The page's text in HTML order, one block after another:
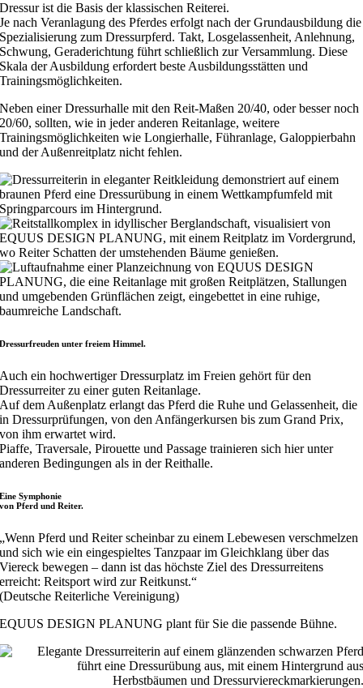
Dressur ist die Basis der klassischen Reiterei.
Je nach Veranlagung des Pferdes erfolgt nach der Grundausbildung die
Spezialisierung zum Dressurpferd. Takt, Losgelassenheit, Anlehnung,
Schwung, Geraderichtung führt schließlich zur Versammlung. Diese
Skala der Ausbildung erfordert beste Ausbildungsstätten und
Trainingsmöglichkeiten.
Neben einer Dressurhalle mit den Reit-Maßen 20/40, oder besser noch
20/60, sollten, wie in jeder anderen Reitanlage, weitere
Trainingsmöglichkeiten wie Longierhalle, Führanlage, Galoppierbahn
und der Außenreitplatz nicht fehlen.
Dressurfreuden unter freiem Himmel.
Auch ein hochwertiger Dressurplatz im Freien gehört für den
Dressurreiter zu einer guten Reitanlage.
Auf dem Außenplatz erlangt das Pferd die Ruhe und Gelassenheit, die
in Dressurprüfungen, von den Anfängerkursen bis zum Grand Prix,
von ihm erwartet wird.
Piaffe, Traversale, Pirouette und Passage trainieren sich hier unter
anderen Bedingungen als in der Reithalle.
Eine Symphonie
von Pferd und Reiter.
„Wenn Pferd und Reiter scheinbar zu einem Lebewesen verschmelzen
und sich wie ein eingespieltes Tanzpaar im Gleichklang über das
Viereck bewegen – dann ist das höchste Ziel des Dressurreitens
erreicht: Reitsport wird zur Reitkunst.“
(Deutsche Reiterliche Vereinigung)
EQUUS DESIGN PLANUNG plant für Sie die passende Bühne.